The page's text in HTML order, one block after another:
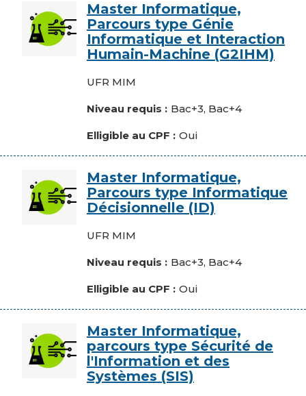
Master Informatique,
Parcours type Génie
Informatique et Interaction
Humain-Machine (G2IHM)
Composante
UFR MIM
Niveau requis Bac+3, Bac+4
Elligible au CPF Oui
Master Informatique,
Parcours type Informatique
Décisionnelle (ID)
Composante
UFR MIM
Niveau requis Bac+3, Bac+4
Elligible au CPF Oui
Master Informatique,
parcours type Sécurité de
l'Information et des
Systèmes (SIS)